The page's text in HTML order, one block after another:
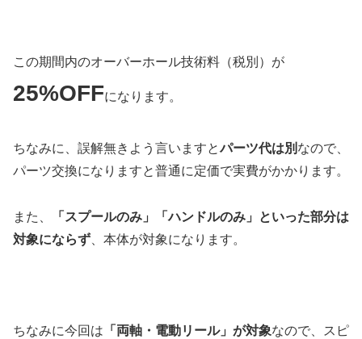
この期間内のオーバーホール技術料（税別）が
25%OFFになります。
ちなみに、誤解無きよう言いますとパーツ代は別 なので、
パーツ交換になりますと普通に定価で実費がかかります。
また、
「スプールのみ」「ハンドルのみ」といった部分は
対象にならず 、本体が対象になります。
ちなみに今回は 「両軸・電動リール」が対象なので、スピ